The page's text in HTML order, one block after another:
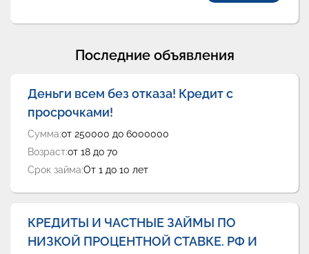
Последние объявления
Деньги всем без отказа! Кредит с
просрочками!
Сумма:от 250000 до 6000000
Возраст:от 18 до 70
Срок займа:От 1 до 10 лет
КРЕДИТЫ И ЧАСТНЫЕ ЗАЙМЫ ПО
НИЗКОЙ ПРОЦЕНТНОЙ СТАВКЕ. РФ И